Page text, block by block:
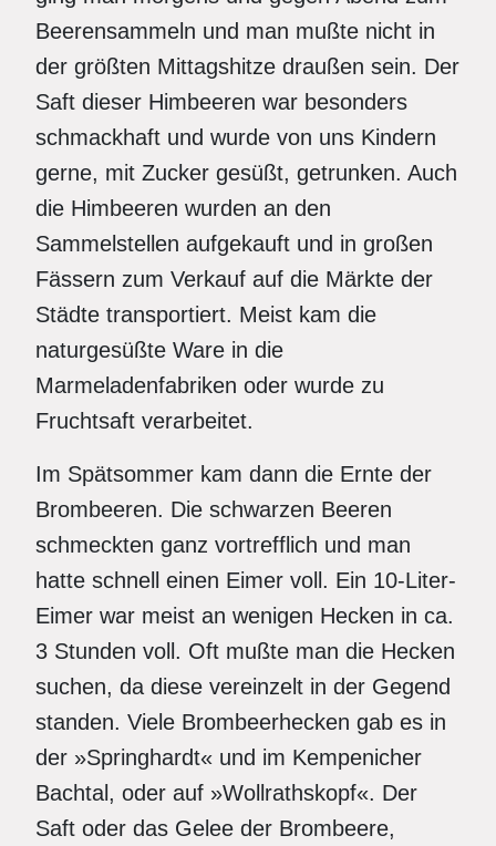
Beerensammeln und man mußte nicht in
der größten Mittagshitze draußen sein. Der
Saft dieser Himbeeren war besonders
schmackhaft und wurde von uns Kindern
gerne, mit Zucker gesüßt, getrunken. Auch
die Himbeeren wurden an den
Sammelstellen aufgekauft und in großen
Fässern zum Verkauf auf die Märkte der
Städte transportiert. Meist kam die
naturgesüßte Ware in die
Marmeladenfabriken oder wurde zu
Fruchtsaft verarbeitet.
Im Spätsommer kam dann die Ernte der
Brombeeren. Die schwarzen Beeren
schmeckten ganz vortrefflich und man
hatte schnell einen Eimer voll. Ein 10-Liter-
Eimer war meist an wenigen Hecken in ca.
3 Stunden voll. Oft mußte man die Hecken
suchen, da diese vereinzelt in der Gegend
standen. Viele Brombeerhecken gab es in
der »Springhardt« und im Kempenicher
Bachtal, oder auf »Wollrathskopf«. Der
Saft oder das Gelee der Brombeere,